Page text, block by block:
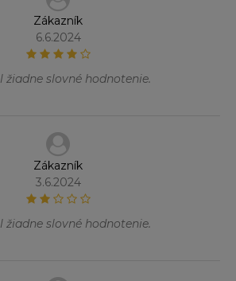
Zákazník
6.6.2024
žiadne slovné hodnotenie.
Zákazník
3.6.2024
žiadne slovné hodnotenie.